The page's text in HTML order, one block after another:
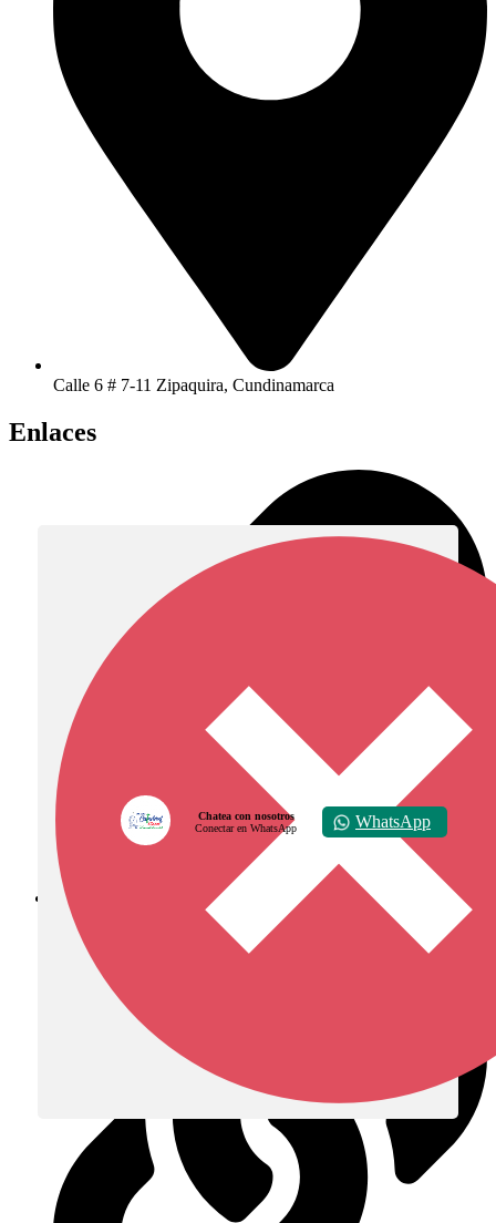
Calle 6 # 7-11 Zipaquira, Cundinamarca
Enlaces
Diócesis de Zipaquirá
Chatea con nosotros
Conectar en WhatsApp
WhatsApp